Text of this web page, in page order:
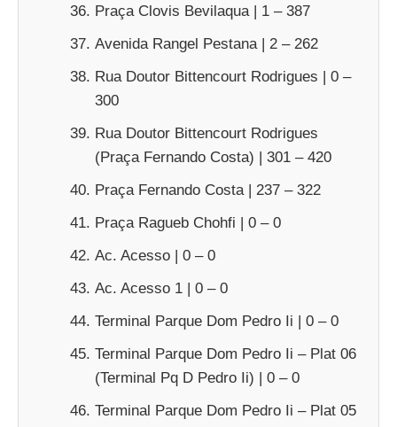
Praça Clovis Bevilaqua | 1 – 387
Avenida Rangel Pestana | 2 – 262
Rua Doutor Bittencourt Rodrigues | 0 –
300
Rua Doutor Bittencourt Rodrigues
(Praça Fernando Costa) | 301 – 420
Praça Fernando Costa | 237 – 322
Praça Ragueb Chohfi | 0 – 0
Ac. Acesso | 0 – 0
Ac. Acesso 1 | 0 – 0
Terminal Parque Dom Pedro Ii | 0 – 0
Terminal Parque Dom Pedro Ii – Plat 06
(Terminal Pq D Pedro Ii) | 0 – 0
Terminal Parque Dom Pedro Ii – Plat 05